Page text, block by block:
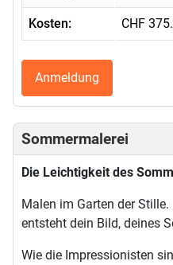
Kosten: CHF
Anmeldung
Sommermalerei
Die Leichtigkeit des
Malen im Garten der
entsteht dein Bild, deines
Wie die Impressionisten